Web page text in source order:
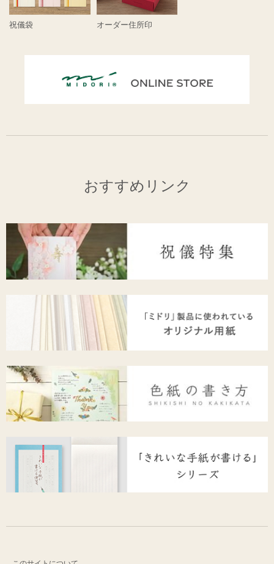
祝儀袋 オーダー住所印
おすすめリンク